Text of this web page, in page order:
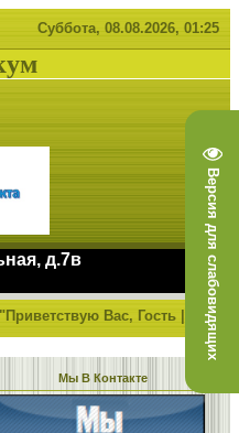
Версия для слабовидящих
Суббота, 08.08.2026, 01:25
д.7в
"Приветствую Вас, Гость RSS
Мы В Контакте